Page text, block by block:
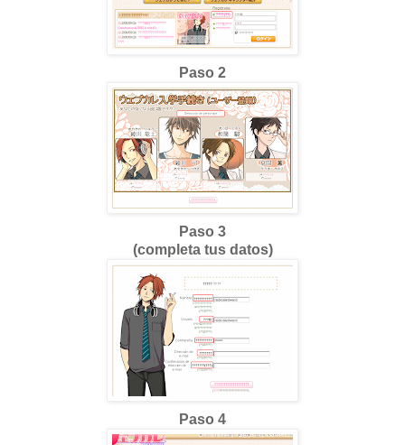
Paso 2
Paso 3
(completa tus datos)
Paso 4